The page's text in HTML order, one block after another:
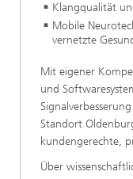
Klangqualität
Mobile
vernetzte
Mit eigener
und
Standort
kundengerechte,
Über